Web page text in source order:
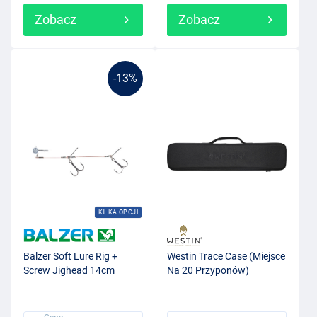
Zobacz Zobacz
-13%
KILKA OPCJI
Balzer Soft Lure Rig +
Screw Jighead 14cm
Westin Trace Case (Miejsce
Na 20 Przyponów)